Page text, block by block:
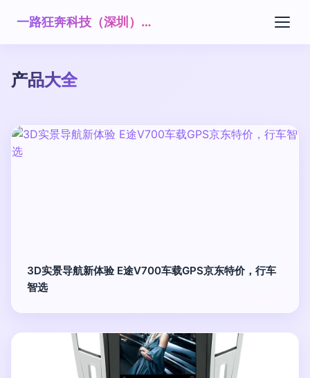
一路狂奔科技（深圳）有限公司
产品大全
3D实景导航新体验 E途V700车载GPS京东特价，行车
智选